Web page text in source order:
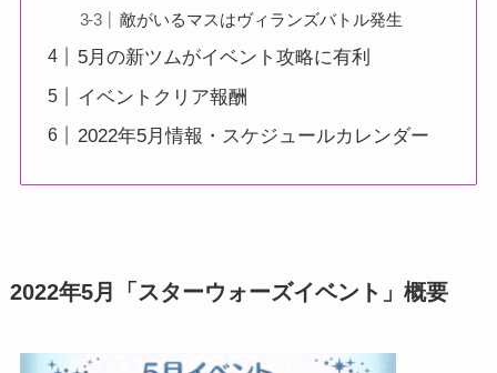
敵がいるマスはヴィランズバトル発生
5月の新ツムがイベント攻略に有利
イベントクリア報酬
2022年5月情報・スケジュールカレンダー
2022年5月「スターウォーズイベント」概要